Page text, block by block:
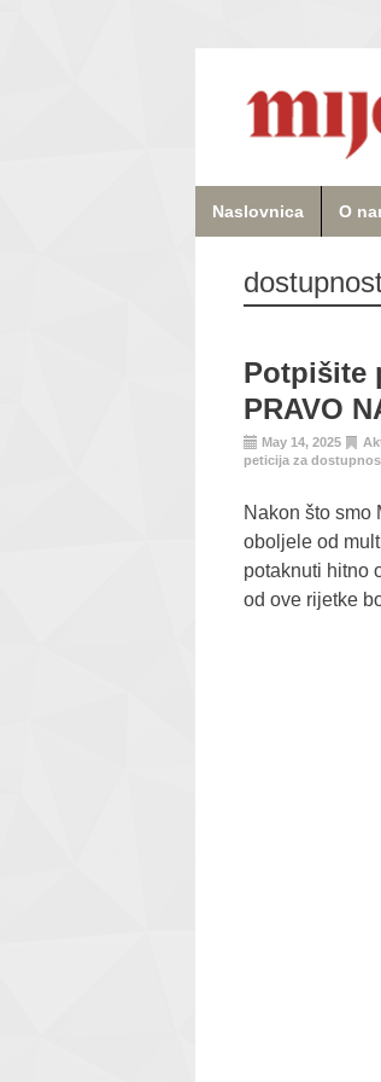
Naslovnica O
Potpišite
PRAVO
May 14, 2025
peticija za
Nakon što smo
oboljele od
potaknuti hitno
od ove rijetke